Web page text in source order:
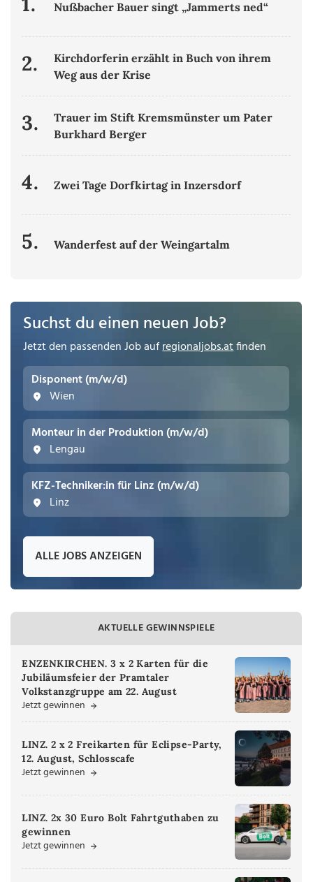
Nußbacher Bauer singt „Jammerts ned“
2.
Kirchdorferin erzählt in Buch von ihrem
Weg aus der Krise
3.
Trauer im Stift Kremsmünster um Pater
Burkhard Berger
4. Zwei Tage Dorfkirtag in Inzersdorf
5. Wanderfest auf der Weingartalm
Suchst du einen neuen Job?
Jetzt den passenden Job aufregionaljobs.atfinden
Disponent (m/w/d)
Wien
Monteur in der Produktion (m/w/d)
Lengau
KFZ-Techniker:in für Linz (m/w/d)
Linz
ALLE JOBS ANZEIGEN
AKTUELLE GEWINNSPIELE
ENZENKIRCHEN. 3 x 2 Karten für die
Jubiläumsfeier der Pramtaler
Volkstanzgruppe am 22. August
Jetzt gewinnen
LINZ. 2 x 2 Freikarten für Eclipse-Party,
12. August, Schlosscafe
Jetzt gewinnen
LINZ. 2x 30 Euro Bolt Fahrtguthaben zu
gewinnen
Jetzt gewinnen